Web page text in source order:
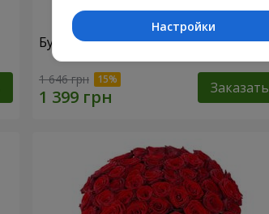
Букет "15 кремовых роз!"
1 646 грн Заказать
Настройки